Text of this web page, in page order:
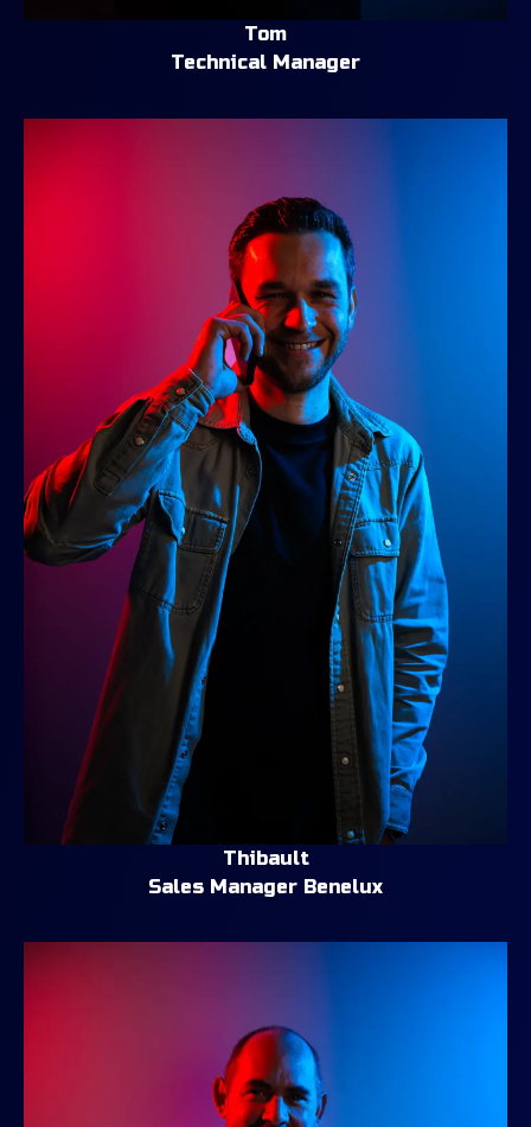
Tom
Technical Manager
Thibault
Sales Manager Benelux